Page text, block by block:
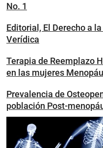
No. 1
Editorial, El Derecho a
Verídica
Terapia de Reemplazo
en las mujeres
Prevalencia de
población Post-